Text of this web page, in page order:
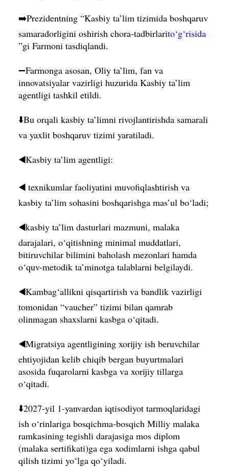
➡️Prezidentning “Kasbiy ta’lim tizimida boshqaruv
samaradorligini oshirish chora-tadbirlarito‘g‘risida
”gi Farmoni tasdiqlandi.
➖Farmonga asosan, Oliy ta’lim, fan va
innovatsiyalar vazirligi huzurida Kasbiy ta’lim
agentligi tashkil etildi.
⬇️Bu orqali kasbiy ta’limni rivojlantirishda samarali
va yaxlit boshqaruv tizimi yaratiladi.
◀️Kasbiy ta’lim agentligi:
◀️ texnikumlar faoliyatini muvofiqlashtirish va
kasbiy ta’lim sohasini boshqarishga mas’ul bo‘ladi;
◀️kasbiy ta’lim dasturlari mazmuni, malaka
darajalari, o‘qitishning minimal muddatlari,
bitiruvchilar bilimini baholash mezonlari hamda
o‘quv-metodik ta’minotga talablarni belgilaydi.
◀️Kambag‘allikni qisqartirish va bandlik vazirligi
tomonidan “vaucher” tizimi bilan qamrab
olinmagan shaxslarni kasbga o‘qitadi.
◀️Migratsiya agentligining xorijiy ish beruvchilar
ehtiyojidan kelib chiqib bergan buyurtmalari
asosida fuqarolarni kasbga va xorijiy tillarga
o‘qitadi.
⬇️2027-yil 1-yanvardan iqtisodiyot tarmoqlaridagi
ish o‘rinlariga bosqichma-bosqich Milliy malaka
ramkasining tegishli darajasiga mos diplom
(malaka sertifikati)ga ega xodimlarni ishga qabul
qilish tizimi yo‘lga qo‘yiladi.